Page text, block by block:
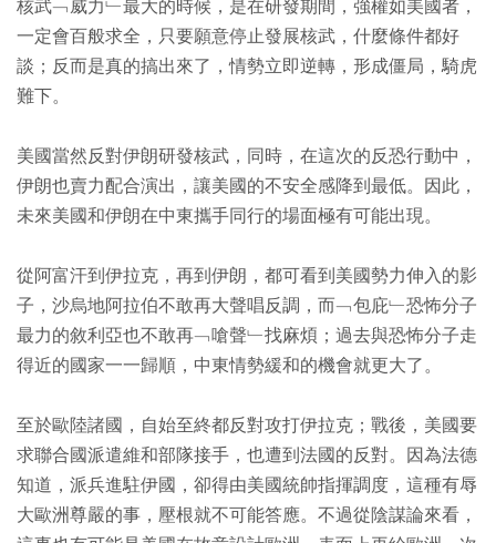
核武﹁威力﹂最大的時候，是在研發期間，強權如美國者，
一定會百般求全，只要願意停止發展核武，什麼條件都好
談；反而是真的搞出來了，情勢立即逆轉，形成僵局，騎虎
難下。
美國當然反對伊朗研發核武，同時，在這次的反恐行動中，
伊朗也賣力配合演出，讓美國的不安全感降到最低。因此，
未來美國和伊朗在中東攜手同行的場面極有可能出現。
從阿富汗到伊拉克，再到伊朗，都可看到美國勢力伸入的影
子，沙烏地阿拉伯不敢再大聲唱反調，而﹁包庇﹂恐怖分子
最力的敘利亞也不敢再﹁嗆聲﹂找麻煩；過去與恐怖分子走
得近的國家一一歸順，中東情勢緩和的機會就更大了。
至於歐陸諸國，自始至終都反對攻打伊拉克；戰後，美國要
求聯合國派遣維和部隊接手，也遭到法國的反對。因為法德
知道，派兵進駐伊國，卻得由美國統帥指揮調度，這種有辱
大歐洲尊嚴的事，壓根就不可能答應。不過從陰謀論來看，